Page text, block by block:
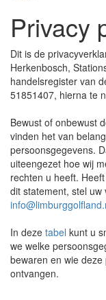
Privacy
Dit is de
Herkenbosch,
handelsregister van
51851407, hierna te
Bewust of onbewust
vinden het van
persoonsgegevens.
uiteengezet hoe wij
rechten u heeft.
dit statement, stel
In deze tabel kunt u
we welke
bewaren en wie
ontvangen.